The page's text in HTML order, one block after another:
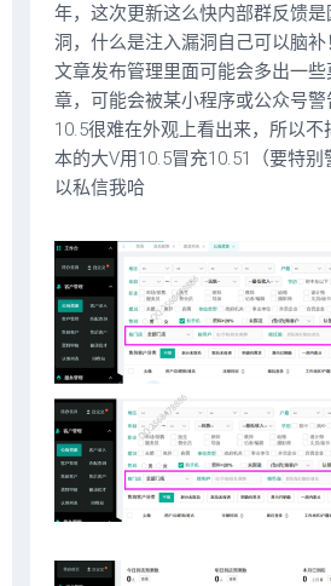
年，这次更新这么快内部群反馈
洞，什么是注入漏洞自己可以脑
文章发布管理里面可能会多出一
章，可能会被某小程序或公众号
10.5很难在外观上看出来，所以
本的大V用10.5冒充10.51（要特
以私信我哈